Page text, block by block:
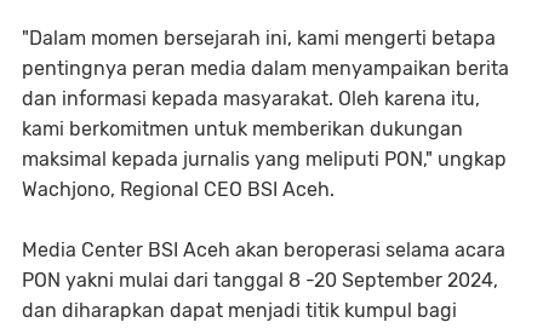
"Dalam momen bersejarah ini, kami mengerti betapa
pentingnya peran media dalam menyampaikan berita
dan informasi kepada masyarakat. Oleh karena itu,
kami berkomitmen untuk memberikan dukungan
maksimal kepada jurnalis yang meliputi PON," ungkap
Wachjono, Regional CEO BSI Aceh.
Media Center BSI Aceh akan beroperasi selama acara
PON yakni mulai dari tanggal 8 -20 September 2024,
dan diharapkan dapat menjadi titik kumpul bagi